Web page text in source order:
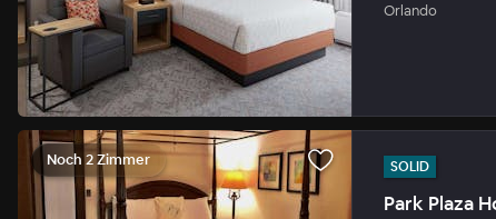
Orlando
Noch 2 Zimmer SOLID
Park Plaza